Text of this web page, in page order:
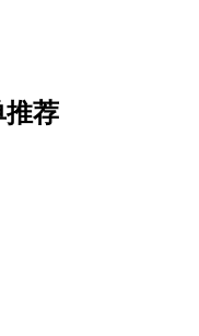
推荐